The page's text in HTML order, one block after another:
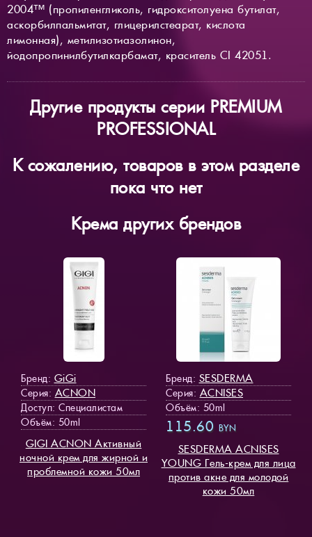
2004™ (пропиленгликоль, гидрокситолуена бутилат,
аскорбилпальмитат, глицерилстеарат, кислота
лимонная), метилизотиазолинон,
йодопропинилбутилкарбамат, краситель CI 42051.
Другие продукты серии PREMIUM
PROFESSIONAL
К сожалению, товаров в этом разделе
пока что нет
Крема других брендов
Бренд: GiGi
Серия: ACNON
Доступ: Специалистам
Объём: 50ml
GIGI ACNON Активный
ночной крем для жирной и
проблемной кожи 50мл
Бренд: SESDERMA
Серия: ACNISES
Объём: 50ml
115.60 BYN
SESDERMA ACNISES
YOUNG Гель-крем для лица
против акне для молодой
кожи 50мл